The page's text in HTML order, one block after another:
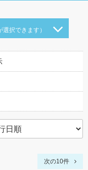
選択できます）
次の10件